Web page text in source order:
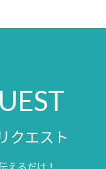
クエスト